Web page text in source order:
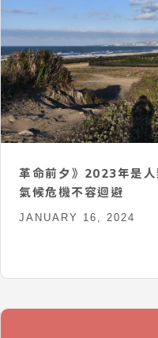
革命前夕》2023年是
氣候危機不容迴避
JANUARY 16, 2024